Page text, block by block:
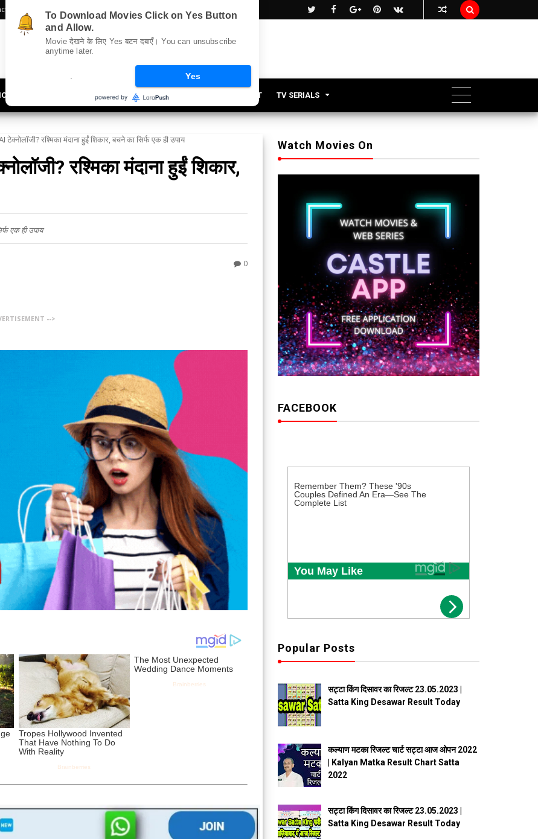
Us Sitemap 
UPDATES LIFESTYLE OFFBEAT TV SERIALS
रश्मिका मंदाना हुईं शिकार, बचने का सिर्फ एक ही उपाय
रश्मिका मंदाना हुईं शिकार,
एक ही उपाय
0
-->
Watch Movies On
FACEBOOK
Popular Posts
सट्टा किंग दिसावर का रिजल्ट 23.05.2023 |
Satta King Desawar Result Today
कल्याण मटका रिजल्ट चार्ट सट्टा आज ओपन 2022
| Kalyan Matka Result Chart Satta
2022
सट्टा किंग दिसावर का रिजल्ट 23.05.2023 |
Satta King Desawar Result Today
To Download Movies Click on Yes Button
and Allow.
Movie देखने के लिए Yes बटन दबाएँ। You can unsubscribe
anytime later.
Yes